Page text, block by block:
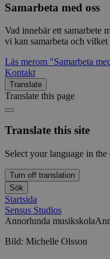
Samarbeta med oss
Vad innebär ett samarbete
vi kan samarbeta och
Läs merom "Samarbeta
Kontakt
Translate
Translate this page
Translate this site
Select your language in
Turn off translation
Sök
Startsida
Sensus Studios
Annorlunda musikskola
Bild: Michelle Olsson